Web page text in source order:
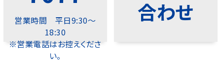
営業時間 平日9:30～
18:30
※営業電話はお控えくださ
い。
合わせ